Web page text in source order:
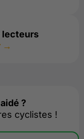
lecteurs
→
?
cyclistes !